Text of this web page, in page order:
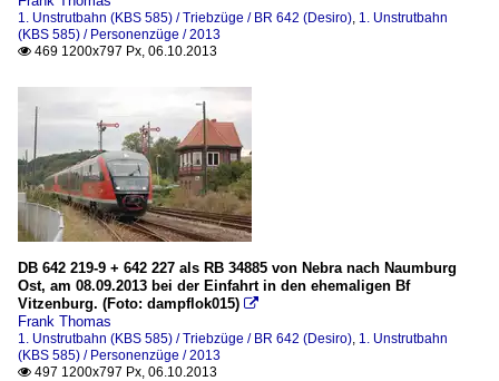
1. Unstrutbahn (KBS 585) / Triebzüge / BR 642 (Desiro) 1. Unstrutbahn
(KBS 585) / Personenzüge / 2013
 469 1200x797 Px, 06.10.2013
DB 642 219-9 + 642 227 als RB 34885 von Nebra nach Naumburg
Ost, am 08.09.2013 bei der Einfahrt in den ehemaligen Bf
Vitzenburg. (Foto: dampflok015) 
Frank Thomas
1. Unstrutbahn (KBS 585) / Triebzüge / BR 642 (Desiro) 1. Unstrutbahn
(KBS 585) / Personenzüge / 2013
 497 1200x797 Px, 06.10.2013